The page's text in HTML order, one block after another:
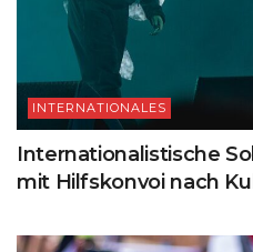
INTERNATIONALES
Internationalistische
mit Hilfskonvoi nach